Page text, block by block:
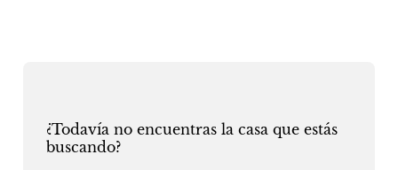
¿Todavía no encuentras la casa que estás
buscando?